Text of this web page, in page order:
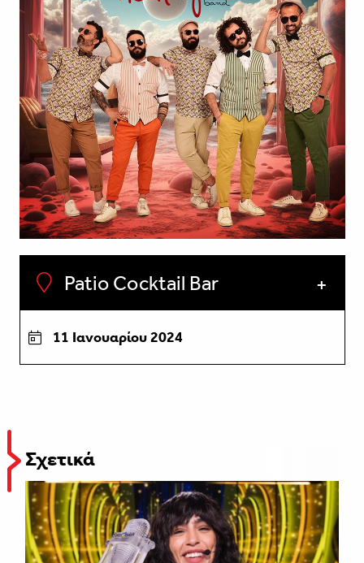
Patio Cocktail Bar
11 Ιανουαρίου 2024
Σχετικά